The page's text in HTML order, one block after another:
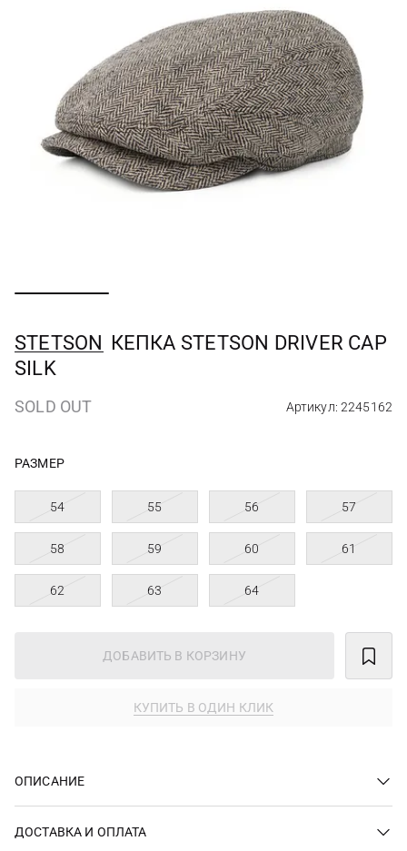
STETSON КЕПКА STETSON DRIVER CAP
SILK
SOLD OUT Артикул: 2245162
РАЗМЕР
54 55 56 57
58 59 60 61
62 63 64
ДОБАВИТЬ В КОРЗИНУ
КУПИТЬ В ОДИН КЛИК
ОПИСАНИЕ
ДОСТАВКА И ОПЛАТА